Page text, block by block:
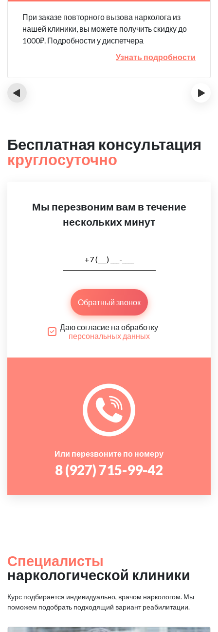
При заказе повторного вызова нарколога из
нашей клиники, вы можете получить скидку до
1000₽. Подробности у диспетчера
Узнать подробности
‹ ›
Бесплатная консультация
круглосуточно
Мы перезвоним вам в течение
нескольких минут
Обратный звонок
Даю согласие на обработку
персональных данных
Или перезвоните по номеру
8 (927) 715-99-42
Специалисты
наркологической клиники
Курс подбирается индивидуально, врачом наркологом. Мы
поможем подобрать подходящий вариант реабилитации.